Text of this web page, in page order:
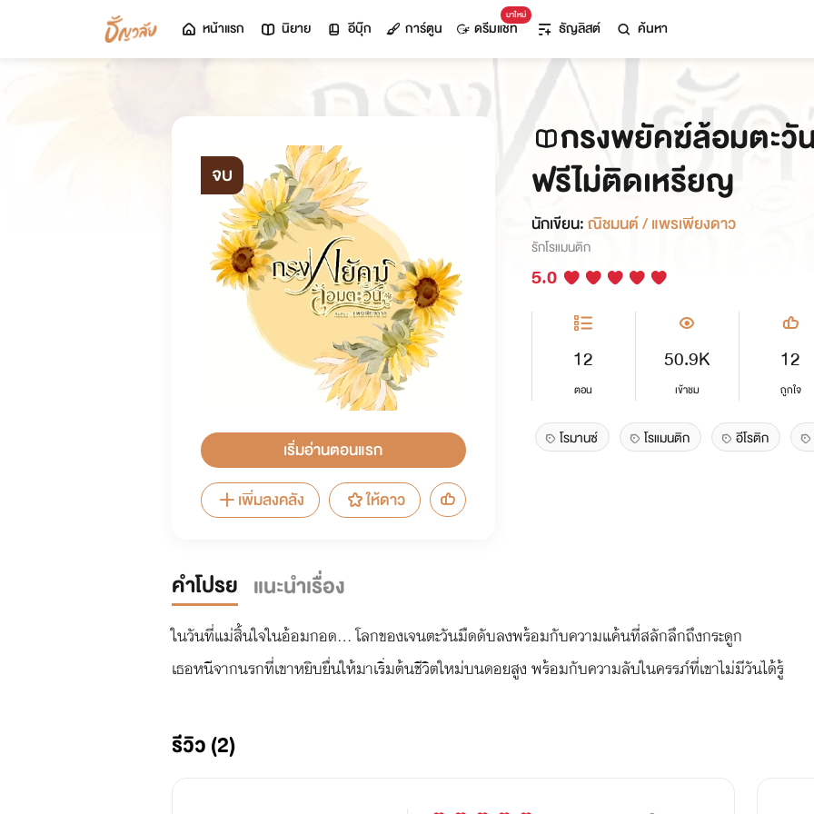
หน้าแรก นิยาย อีบุ๊ก การ์ตูน
มาใหม่
ดรีมแชท ธัญลิสต์ ค้นหา
จบ
เริ่มอ่านตอนแรก
เพิ่มลงคลัง
ให้ดาว
กรงพยัคฆ์ล้อมตะวั
ฟรีไม่ติดเหรียญ
นักเขียน:ณิชมนต์ / แพรเพียงดาว
รักโรแมนติก
5.0
12
ตอน
50.9K
เข้าชม
12
ถูกใจ
โรมานซ์ โรแมนติก อีโรติก
คำโปรย แนะนำเรื่อง
​ในวันที่แม่สิ้นใจในอ้อมกอด... โลกของเจนตะวันมืดดับลงพร้อมกับความแค้นที่สลักลึกถึงกระดูก
​เธอหนีจากนรกที่เขาหยิบยื่นให้มาเริ่มต้นชีวิตใหม่บนดอยสูง พร้อมกับความลับในครรภ์ที่เขาไม่มีวันได้รู้
รีวิว (2)